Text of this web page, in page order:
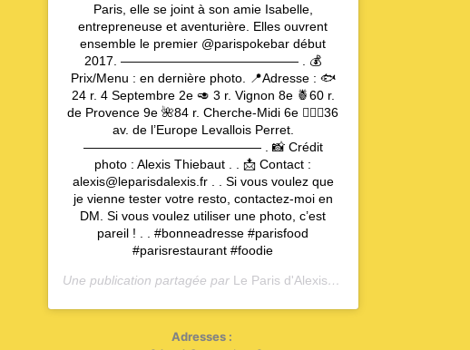
Paris, elle se joint à son amie Isabelle,
entrepreneuse et aventurière. Elles ouvrent
ensemble le premier @parispokebar début
2017. —————————————— . 💰
Prix/Menu : en dernière photo. 📍Adresse : 🐟
24 r. 4 Septembre 2e 🥑 3 r. Vignon 8e 🍍60 r.
de Provence 9e 🌺84 r. Cherche-Midi 6e 🏄🏽‍♂️36
av. de l’Europe Levallois Perret.
—————————————— . 📸 Crédit
photo : Alexis Thiebaut . . 📩 Contact :
alexis@leparisdalexis.fr . . Si vous voulez que
je vienne tester votre resto, contactez-moi en
DM. Si vous voulez utiliser une photo, c’est
pareil ! . . #bonneadresse #parisfood
#parisrestaurant #foodie
Une publication partagée par Le Paris d'Alexis(@leparisdalexis) le
Adresses :